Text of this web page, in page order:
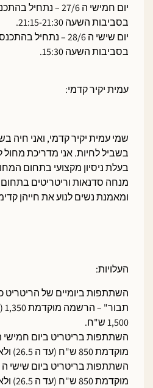
בסביבות השעה 21:15-21:30.
בסביבות השעה 15:30.
עמית יקיר קדמי:
שמי עמית יקיר קדמי, ואני חיה
בשביל לחיות. אני מדריכת
מנחה סדנאות וריטריטים
ומאמנת נשים לנוע את חייהן
העלויות:
השתתפות ביומיים של הריטריט
1,500 ש"ח.
מוקדמת 850 ש"ח (עד ה 26.5) ולאחר מכן 1,000 ש"ח.
מוקדמת 850 ש"ח (עד ה 26.5) ולאחר מכן 1,000 ש"ח.